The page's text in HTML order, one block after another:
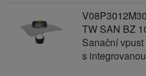
TW SAN BZ
Sanační
s